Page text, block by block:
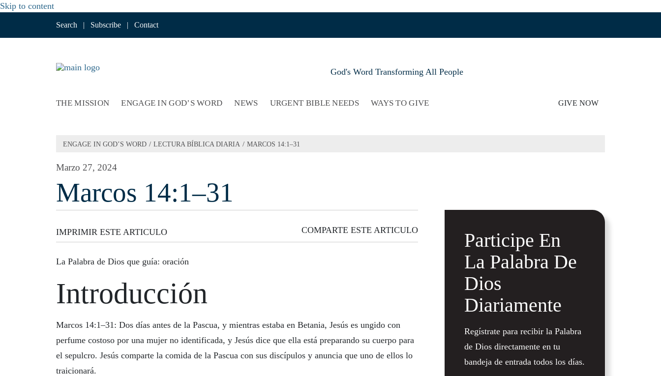
Skip to content
Search | Subscribe | Contact
God's Word Transforming All People
THE MISSION ENGAGE IN GOD’S WORD NEWS URGENT BIBLE NEEDS WAYS TO GIVE GIVE NOW
ENGAGE IN GOD’S WORD / LECTURA BÍBLICA DIARIA / MARCOS 14:1–31
Marzo 27, 2024
Marcos 14:1–31
IMPRIMIR ESTE ARTICULO COMPARTE ESTE ARTICULO
La Palabra de Dios que guía: oración
Introducción
Marcos 14:1–31: Dos días antes de la Pascua, y mientras estaba en Betania, Jesús es ungido con
perfume costoso por una mujer no identificada, y Jesús dice que ella está preparando su cuerpo para
el sepulcro. Jesús comparte la comida de la Pascua con sus discípulos y anuncia que uno de ellos lo
traicionará.
Participe En
La Palabra De
Dios
Diariamente
Regístrate para recibir la Palabra
de Dios directamente en tu
bandeja de entrada todos los días.